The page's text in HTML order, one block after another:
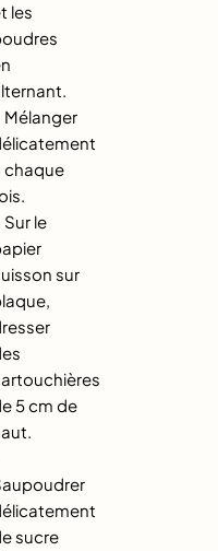
les
Mélanger
chaque
Sur le
sur
5 cm de
sucre